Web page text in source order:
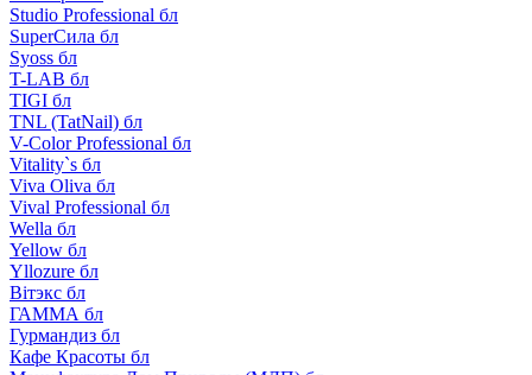
Studio Professional бл
SuperСила бл
Syoss бл
T-LAB бл
TIGI бл
TNL (TatNail) бл
V-Color Professional бл
Vitality`s бл
Viva Oliva бл
Vival Professional бл
Wella бл
Yellow бл
Yllozure бл
Вiтэкс бл
ГАММА бл
Гурмандиз бл
Кафе Красоты бл